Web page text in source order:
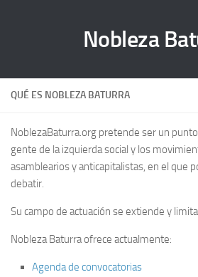
Nobleza
QUÉ ES NOBLEZA BATURRA
NoblezaBaturra.org pretende ser un
gente de la izquierda social y los
asamblearios y anticapitalistas, en el que
debatir.
Su campo de actuación se extiende y
Nobleza Baturra ofrece actualmente:
Agenda de convocatorias